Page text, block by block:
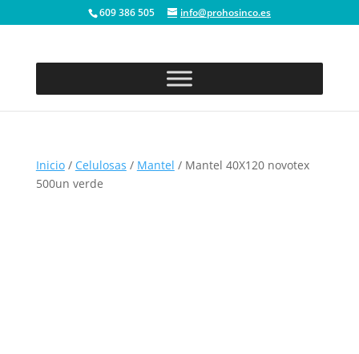
609 386 505 info@prohosinco.es
Inicio/ Celulosas / Mantel / Mantel 40X120 novotex
500un verde